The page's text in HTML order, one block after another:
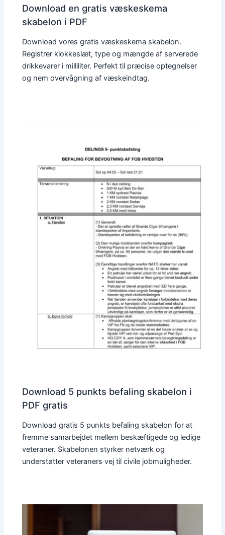
Download en gratis væskeskema
skabelon i PDF
Download vores gratis væskeskema skabelon.
Registrer klokkeslæt, type og mængde af serverede
drikkevarer i milliliter. Perfekt til præcise optegnelser
og nem overvågning af væskeindtag.
Download 5 punkts befaling skabelon i
PDF gratis
Download gratis 5 punkts befaling skabelon for at
fremme samarbejdet mellem beskæftigede og ledige
veteraner. Skabelonen styrker netværk og
understøtter veteraners vej til civile jobmuligheder.